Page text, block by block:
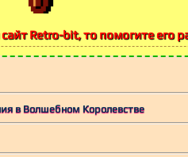
Retro-bit, то помогите его
в Волшебном Королевстве